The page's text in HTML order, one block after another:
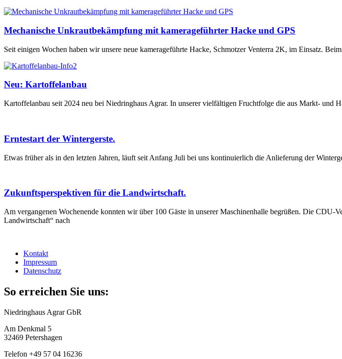
Mechanische Unkrautbekämpfung mit kamerageführter Hacke und GPS
Seit einigen Wochen haben wir unsere neue kamerageführte Hacke, Schmotzer Venterra 2K, im Einsatz.
Neu: Kartoffelanbau
Kartoffelanbau seit 2024 neu bei Niedringhaus Agrar. In unserer vielfältigen Fruchtfolge die aus Markt- und
Erntestart der Wintergerste.
Etwas früher als in den letzten Jahren, läuft seit Anfang Juli bei uns kontinuierlich die Anlieferung der
Zukunftsperspektiven für die Landwirtschaft.
Am vergangenen Wochenende konnten wir über 100 Gäste in unserer Maschinenhalle begrüßen. Die
Landwirtschaft“ nach
Kontakt
Impressum
Datenschutz
So erreichen Sie uns:
Niedringhaus Agrar GbR
Am Denkmal 5
32469 Petershagen
Telefon +49 57 04 16236